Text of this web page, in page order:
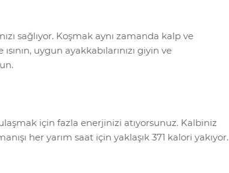
sağlıyor. Koşmak aynı zamanda kalp ve
uygun ayakkabılarınızı giyin ve
için fazla enerjinizi atıyorsunuz. Kalbiniz
her yarım saat için yaklaşık 371 kalori yakıyor.